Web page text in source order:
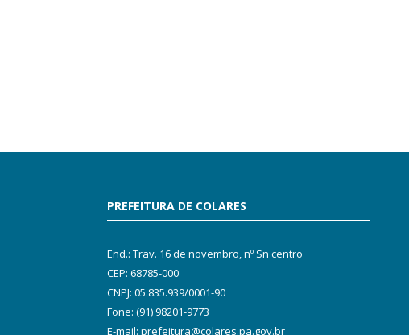
PREFEITURA DE COLARES
End.: Trav. 16 de novembro, nº Sn centro
CEP: 68785-000
CNPJ: 05.835.939/0001-90
Fone: (91) 98201-9773
E-mail: prefeitura@colares.pa.gov.br